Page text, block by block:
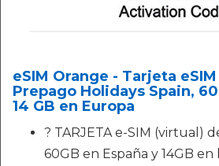
eSIM Orange - Tarjeta
Prepago Holidays Spain,
14 GB en Europa
? TARJETA e-SIM (virtual)
60GB en España y 14GB en